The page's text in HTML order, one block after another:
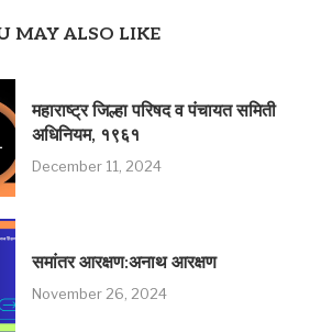
MAY ALSO LIKE
महाराष्ट्र जिल्हा परिषद व पंचायत समिती
अधिनियम, १९६१
December 11, 2024
समांतर आरक्षण:अनाथ आरक्षण
November 26, 2024